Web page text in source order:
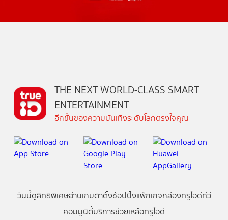
THE NEXT WORLD-CLASS SMART
ENTERTAINMENT
อีกขั้นของความบันเทิงระดับโลกตรงใจคุณ
วันนี้ดูสิทธิพิเศษอ่านเกมตาตั้งช้อปปิ้งแพ็กเกจกล่องทรูไอดีทีวี
คอมมูนิตี้บริการช่วยเหลือทรูไอดี